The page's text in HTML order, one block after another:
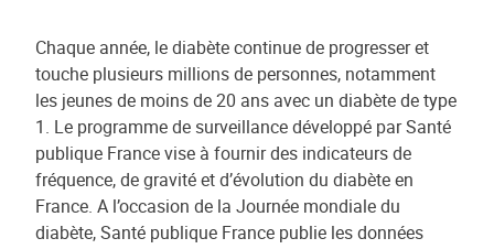
Chaque année, le diabète continue de progresser et
touche plusieurs millions de personnes, notamment
les jeunes de moins de 20 ans avec un diabète de type
1. Le programme de surveillance développé par Santé
publique France vise à fournir des indicateurs de
fréquence, de gravité et d’évolution du diabète en
France. A l’occasion de la Journée mondiale du
diabète, Santé publique France publie les données